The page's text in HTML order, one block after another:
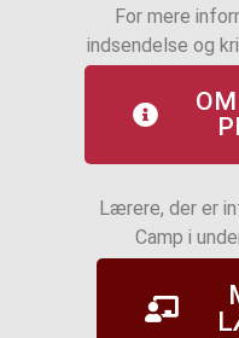
For mere
indsendelse og
Lærere, der er
Camp i